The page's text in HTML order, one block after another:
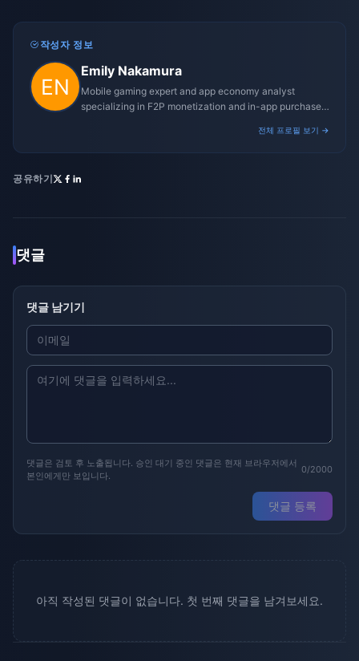
작성자 정보
Emily Nakamura
Mobile gaming expert and app economy analyst
specializing in F2P monetization and in-app purchase
전체 프로필 보기 →
공유하기
댓글
댓글 남기기
댓글은 검토 후 노출됩니다. 승인 대기 중인 댓글은 현재 브라우저에서
본인에게만 보입니다.
0/2000
댓글 등록
아직 작성된 댓글이 없습니다. 첫 번째 댓글을 남겨보세요.